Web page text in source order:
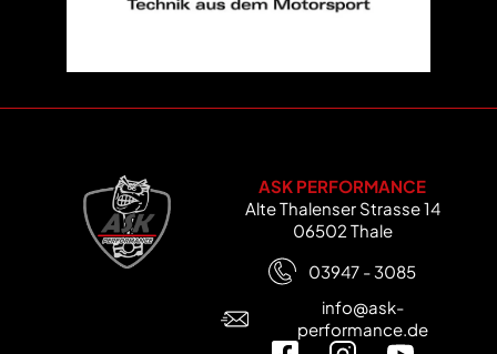
ASK PERFORMANCE
Alte Thalenser Strasse 14
06502 Thale
03947 - 3085
info@ask-
performance.de